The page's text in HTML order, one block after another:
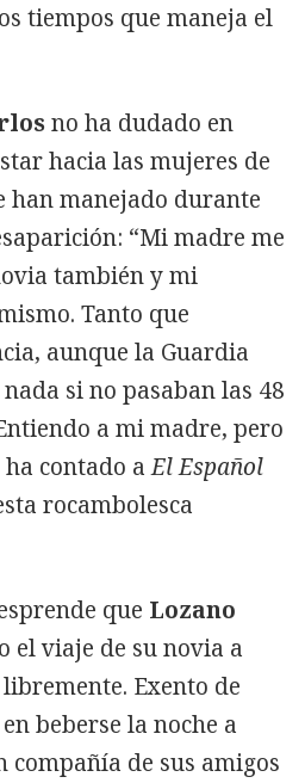
tiempos que maneja el
no ha dudado en
hacia las mujeres de
han manejado durante
“Mi madre me
también y mi
Tanto que
aunque la Guardia
si no pasaban las 48
a mi madre, pero
ha contado aEl Español
rocambolesca
que Lozano
el viaje de su novia a
Exento de
beberse la noche a
compañía de sus amigos